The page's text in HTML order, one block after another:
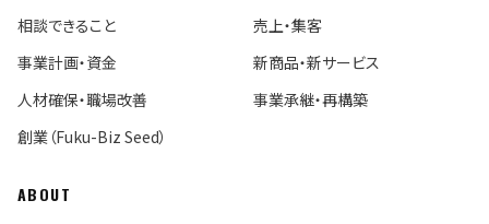
相談できること
売上・集客
事業計画・資金
新商品・新サービス
人材確保・職場改善
事業承継・再構築
創業（Fuku-Biz Seed）
ABOUT